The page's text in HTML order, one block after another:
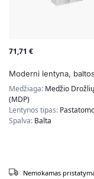
71,71 €
Moderni lentyna,
Medžiaga: Medžio
(MDP)
Lentynos tipas:
Spalva: Balta
Nemokamas